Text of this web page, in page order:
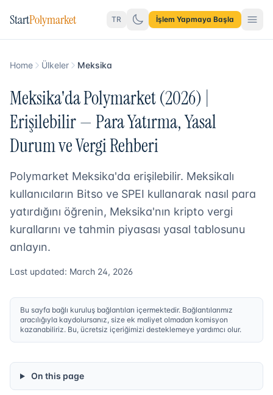
StartPolymarket TR İşlem Yapmaya Başla
Home Ülkeler Meksika
Meksika'da Polymarket (2026) |
Erişilebilir — Para Yatırma, Yasal
Durum ve Vergi Rehberi
Polymarket Meksika'da erişilebilir. Meksikalı
kullanıcıların Bitso ve SPEI kullanarak nasıl para
yatırdığını öğrenin, Meksika'nın kripto vergi
kurallarını ve tahmin piyasası yasal tablosunu
anlayın.
Last updated: March 24, 2026
Bu sayfa bağlı kuruluş bağlantıları içermektedir. Bağlantılarımız
aracılığıyla kaydolursanız, size ek maliyet olmadan komisyon
kazanabiliriz. Bu, ücretsiz içeriğimizi desteklemeye yardımcı olur.
On this page